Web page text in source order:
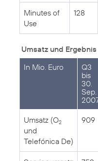
Minutes of
Use
128
Umsatz und Ergebnis
In Mio. Euro
Q3
bis
30.
Sep.
Umsatz (O2
und
Telefónica De)
909